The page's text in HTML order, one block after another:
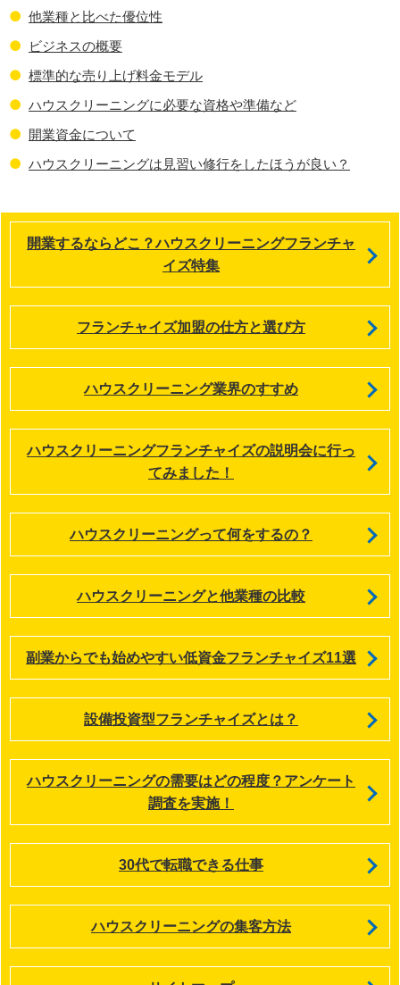
他業種と比べた優位性
ビジネスの概要
標準的な売り上げ料金モデル
ハウスクリーニングに必要な資格や準備など
開業資金について
ハウスクリーニングは見習い修行をしたほうが良い？
開業するならどこ？ハウスクリーニングフランチャ
イズ特集
フランチャイズ加盟の仕方と選び方
ハウスクリーニング業界のすすめ
ハウスクリーニングフランチャイズの説明会に行っ
てみました！
ハウスクリーニングって何をするの？
ハウスクリーニングと他業種の比較
副業からでも始めやすい低資金フランチャイズ11選
設備投資型フランチャイズとは？
ハウスクリーニングの需要はどの程度？アンケート
調査を実施！
30代で転職できる仕事
ハウスクリーニングの集客方法